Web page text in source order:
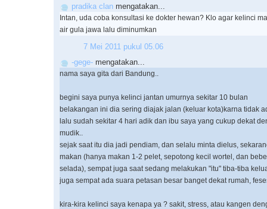
pradika clan mengatakan...
Intan, uda coba konsultasi ke dokter hewan? Klo agar kelinci
air gula jawa lalu diminumkan
7 Mei 2011 pukul 05.06
-gege- mengatakan...
nama saya gita dari Bandung..
begini saya punya kelinci jantan umurnya sekitar 10 bulan
belakangan ini dia sering diajak jalan (keluar kota)karna tidak
lalu sudah sekitar 4 hari adik dan ibu saya yang cukup dekat
mudik..
sejak saat itu dia jadi pendiam, dan selalu minta dielus,
makan (hanya makan 1-2 pelet, sepotong kecil wortel, dan
selada), sempat juga saat sedang melakukan "itu" tiba-tiba
juga sempat ada suara petasan besar banget dekat rumah,
kira-kira kelinci saya kenapa ya ? sakit, stress, atau kangen